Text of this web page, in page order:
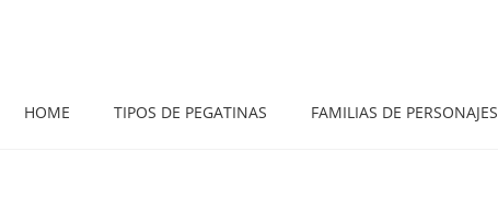
HOME TIPOS DE PEGATINAS FAMILIAS DE PERSONAJES